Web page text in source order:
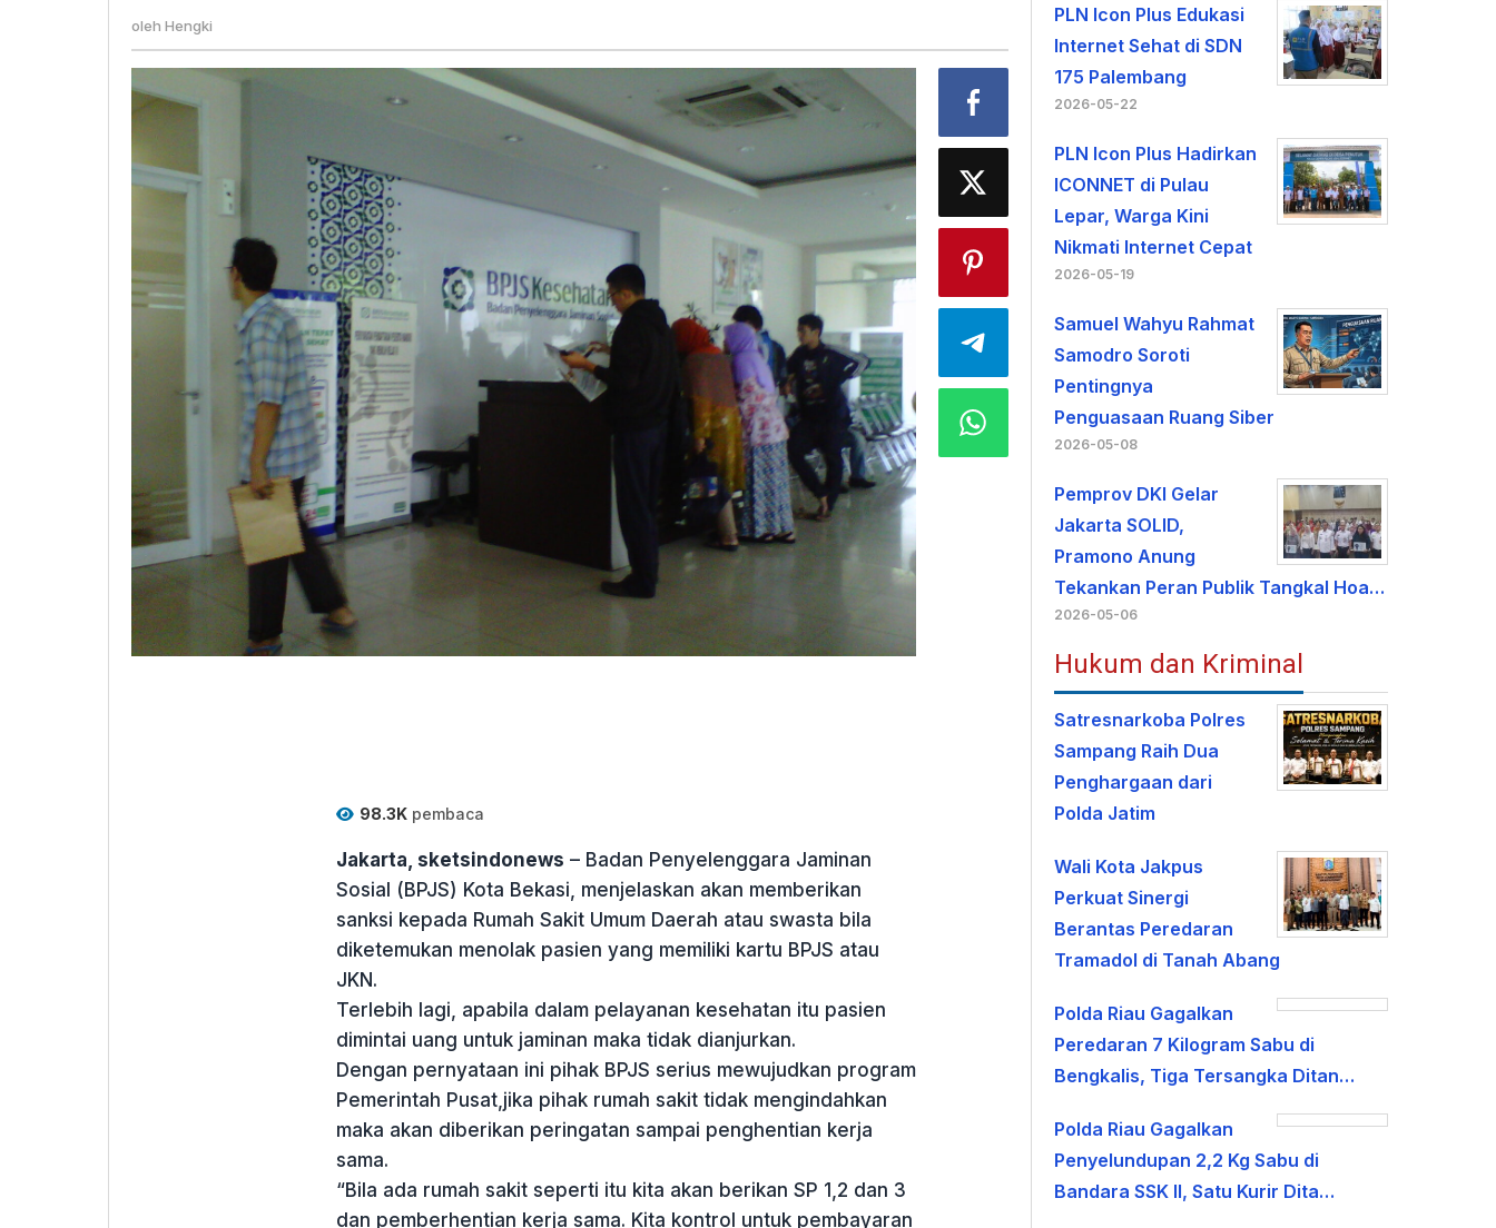
Kartu
BPJS
oleh Hengki
98.3Kpembaca
Jakarta, sketsindonews – Badan Penyelenggara Jaminan
Sosial (BPJS) Kota Bekasi, menjelaskan akan memberikan
sanksi kepada Rumah Sakit Umum Daerah atau swasta bila
diketemukan menolak pasien yang memiliki kartu BPJS atau
JKN.
Terlebih lagi, apabila dalam pelayanan kesehatan itu pasien
dimintai uang untuk jaminan maka tidak dianjurkan.
Dengan pernyataan ini pihak BPJS serius mewujudkan program
Pemerintah Pusat,jika pihak rumah sakit tidak mengindahkan
maka akan diberikan peringatan sampai penghentian kerja
sama.
“Bila ada rumah sakit seperti itu kita akan berikan SP 1,2 dan 3
dan pemberhentian kerja sama. Kita kontrol untuk pembayaran
PLN Icon Plus Edukasi
Internet Sehat di SDN
175 Palembang
2026-05-22
PLN Icon Plus Hadirkan
ICONNET di Pulau
Lepar, Warga Kini
Nikmati Internet Cepat
2026-05-19
Samuel Wahyu Rahmat
Samodro Soroti
Pentingnya
Penguasaan Ruang Siber
2026-05-08
Pemprov DKI Gelar
Jakarta SOLID,
Pramono Anung
Tekankan Peran Publik Tangkal Hoa…
2026-05-06
Hukum dan Kriminal
Satresnarkoba Polres
Sampang Raih Dua
Penghargaan dari
Polda Jatim
Wali Kota Jakpus
Perkuat Sinergi
Berantas Peredaran
Tramadol di Tanah Abang
Polda Riau Gagalkan
Peredaran 7 Kilogram Sabu di
Bengkalis, Tiga Tersangka Ditan…
Polda Riau Gagalkan
Penyelundupan 2,2 Kg Sabu di
Bandara SSK II, Satu Kurir Dita…